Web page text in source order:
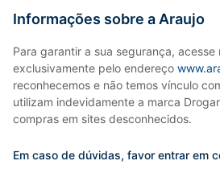
Informações sobre a Araujo
Para garantir a sua segurança, acesse
exclusivamente pelo endereço
reconhecemos e não temos vínculo
utilizam indevidamente a marca
compras em sites desconhecidos.
Em caso de dúvidas, favor entrar em